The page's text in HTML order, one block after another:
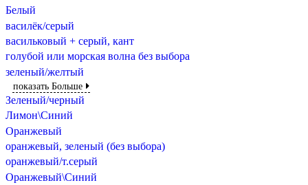
Белый
василёк/серый
васильковый + серый, кант
голубой или морская волна без выбора
зеленый/желтый
показать Больше
Зеленый/черный
Лимон\Синий
Оранжевый
оранжевый, зеленый (без выбора)
оранжевый/т.серый
Оранжевый\Синий